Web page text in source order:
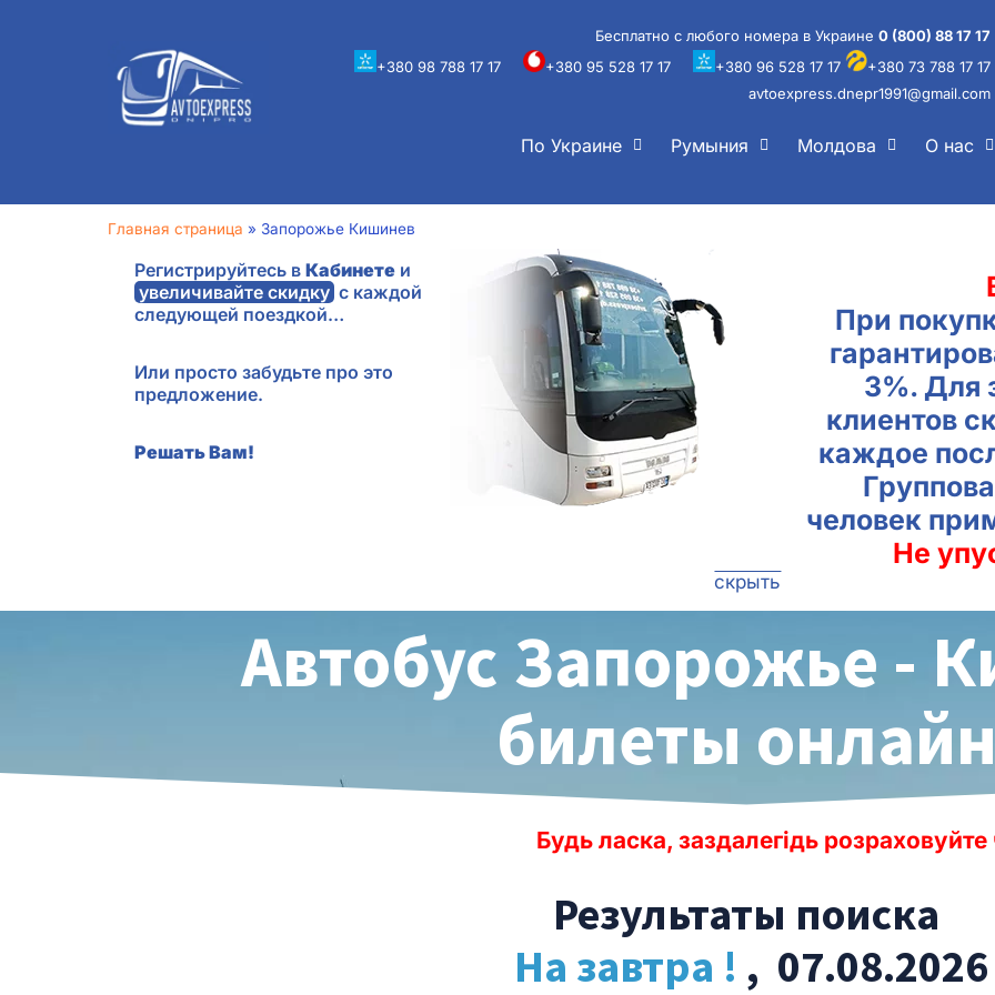
Бесплатно с любого номера в Украине0 (800) 88 17 17
+380 98 788 17 17
+380 95 528 17 17 +380 96 528 17 17
+380 73 788 17 17
avtoexpress.dnepr1991@gmail.com
По Украине Румыния Молдова О нас
Главная страница » Запорожье Кишинев
Регистрируйтесь вКабинете и
увеличивайте скидку с каждой
следующей поездкой…
Или просто забудьте про это
предложение.
Решать Вам!
При
3%. Для
клиентов
каждое
человек
Не
скрыть
Автобус Запорожье -
билеты онлайн
Будь ласка, заздалегідь розраховуйте час до
Результаты поиска
На завтра ! , 07.08.2026